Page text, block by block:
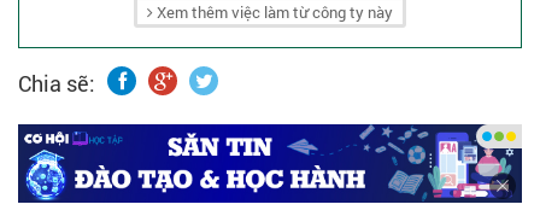
- Và đến nay, Chính Nam đã sẵn sàng phục vụ
cho Quý khách hàng trên toàn quốc.
Xem thêm việc làm từ công ty này
Chia sẽ: